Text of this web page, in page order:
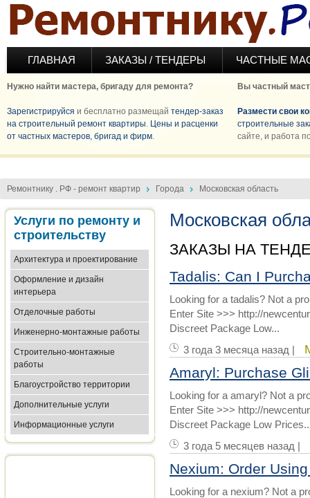
Перейти к основному содержанию
ГЛАВНАЯ ЗАКАЗЫ / ТЕНДЕРЫ ЧАСТНЫЕ
Нужно найти мастера, бригаду для ремонта?
Зарегистрируйся и бесплатно размещай тендер-заказ
на строительный ремонт квартиры. Цены и расценки
от частных мастеров, бригад и фирм.
Вы частный
Размести свои
строительные
сайте, и работа
Ремонтнику . РФ - ремонт квартир Города Московская область
Услуги по ремонту и
строительству
Архитектура и проектирование
Оформление и дизайн
интерьера
Отделочные работы
Инженерно-монтажные работы
Строительно-монтажные
работы
Благоустройство территории
Дополнительные услуги
Информационные услуги
Московская
ЗАКАЗЫ НА
Tadalis: Can I
Looking for a tadalis? Not a
Enter Site >>> http://
Discreet Package Low...
3 года 3 месяца назад |
Amaryl: Purchase
Looking for a amaryl? Not a
Enter Site >>> http://
Discreet Package Low
3 года 5 месяцев назад |
Nexium: Order
Looking for a nexium? Not a